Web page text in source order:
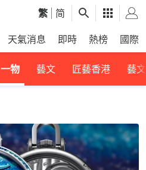
繁 简
天氣消息 即時 熱榜 國際
一物 藝文 匠藝香港 藝